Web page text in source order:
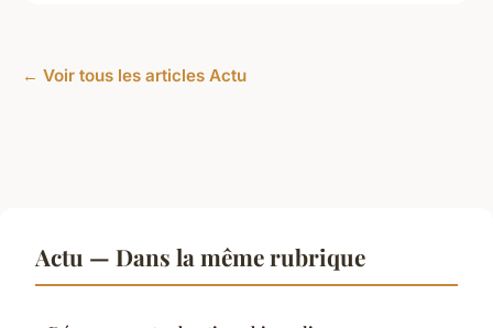
← Voir tous les articles Actu
Actu — Dans la même rubrique